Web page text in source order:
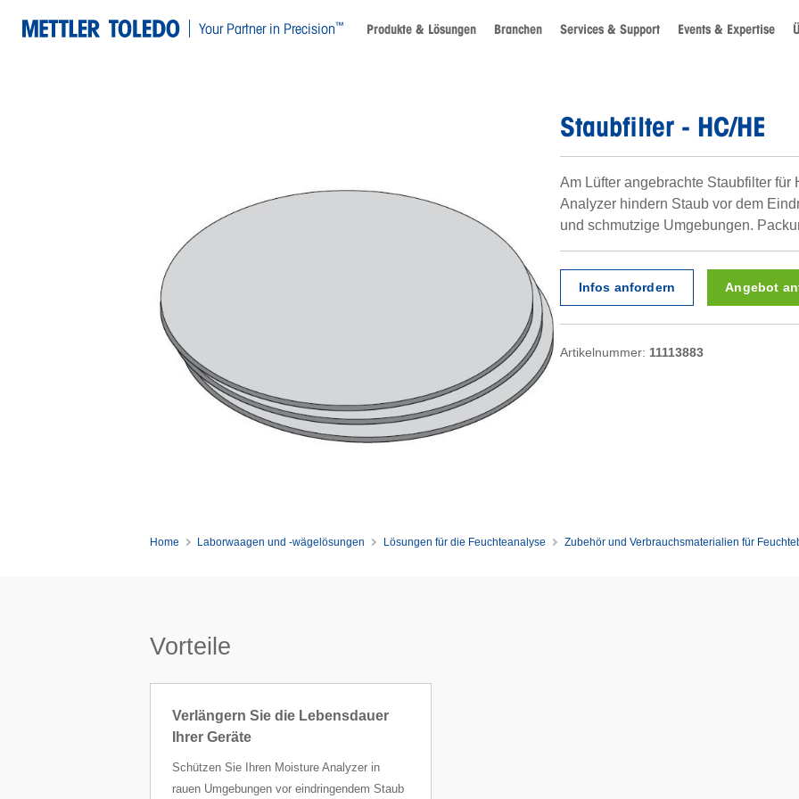
Your Partner in Precision™ Produkte & Lösungen Branchen Services & Support Events & Expertise
Staubfilter - HC/HE
Am Lüfter angebrachte Staubfilter
Analyzer hindern Staub vor dem
und schmutzige Umgebungen.
Infos anfordern Angebot
Artikelnummer: 11113883
Home Laborwaagen und -wägelösungen Lösungen für die Feuchteanalyse Zubehör und Verbrauchsmaterialien für
Vorteile
Verlängern Sie die Lebensdauer
Ihrer Geräte
Schützen Sie Ihren Moisture Analyzer in
rauen Umgebungen vor eindringendem Staub